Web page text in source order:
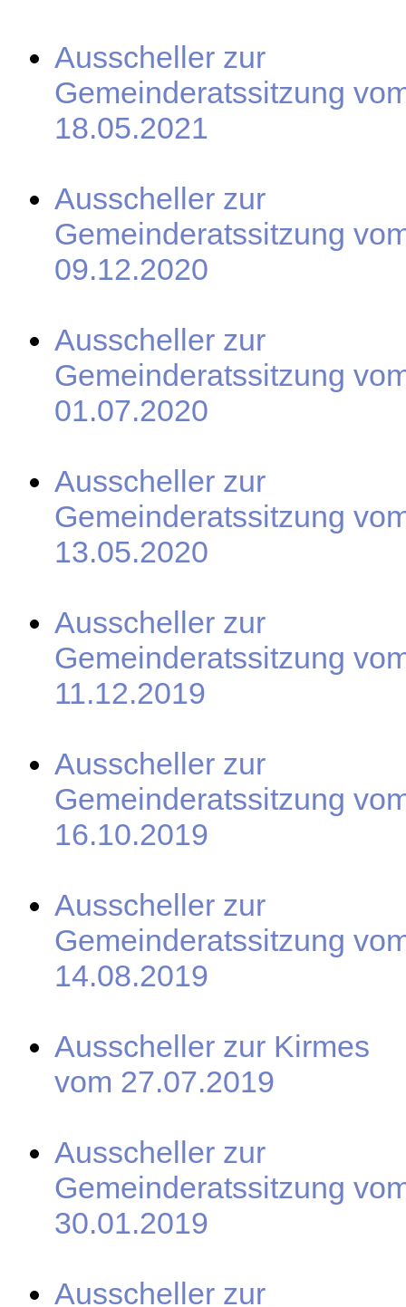
Ausscheller zur
Gemeinderatssitzung
18.05.2021
Ausscheller zur
Gemeinderatssitzung
09.12.2020
Ausscheller zur
Gemeinderatssitzung
01.07.2020
Ausscheller zur
Gemeinderatssitzung
13.05.2020
Ausscheller zur
Gemeinderatssitzung
11.12.2019
Ausscheller zur
Gemeinderatssitzung
16.10.2019
Ausscheller zur
Gemeinderatssitzung
14.08.2019
Ausscheller zur Kirmes
vom 27.07.2019
Ausscheller zur
Gemeinderatssitzung
30.01.2019
Ausscheller zur